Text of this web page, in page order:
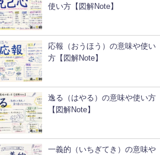
使い方【図解Note】
応報（おうほう）の意味や使い
方【図解Note】
逸る（はやる）の意味や使い方
【図解Note】
一義的（いちぎてき）の意味や